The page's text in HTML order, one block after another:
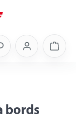
bords